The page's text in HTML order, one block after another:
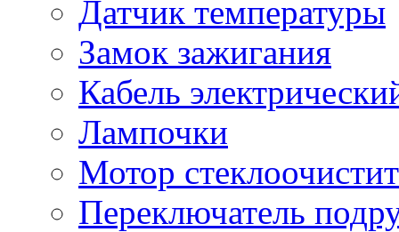
Датчик температуры
Замок зажигания
Кабель
Лампочки
Мотор
Переключатель